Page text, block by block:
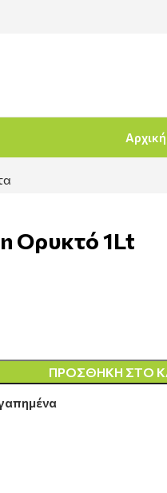
Αρχική
Ορυκτό 1Lt
ΠΡΟΣΘΉΚΗ ΣΤΟ